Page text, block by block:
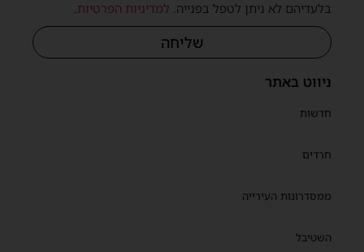
ניווט באתר
חדשות
חרדים
ממסדרונות העירייה
השטיבל
בלעדיהם לא ניתן לטפל בפנייה. למדיניות הפרטיות.
שליחה